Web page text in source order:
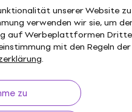
unserer Website zu
verwenden wir sie, um
auf Werbeplattformen
mit den Regeln der
.
zu